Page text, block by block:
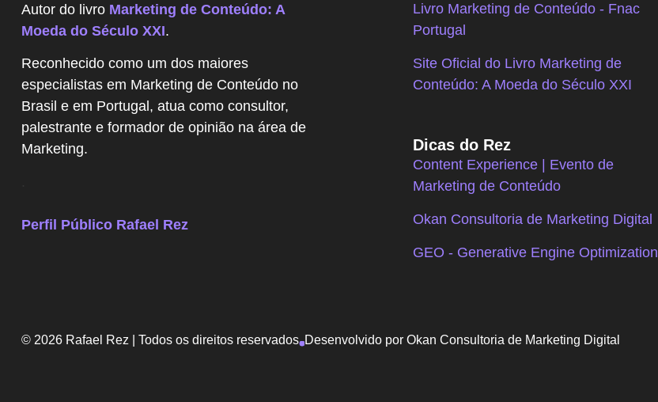
Autor do livro Marketing de Conteúdo: A
Moeda do Século XXI.
Reconhecido como um dos maiores
especialistas em Marketing de Conteúdo no
Brasil e em Portugal, atua como consultor,
palestrante e formador de opinião na área de
Marketing.
Perfil Público Rafael Rez
Livro Marketing de Conteúdo - Fnac
Portugal
Site Oficial do Livro Marketing de
Conteúdo: A Moeda do Século XXI
Dicas do Rez
Content Experience | Evento de
Marketing de Conteúdo
Okan Consultoria de Marketing Digital
GEO - Generative Engine Optimization
© 2026 Rafael Rez | Todos os direitos reservados Desenvolvido por Okan Consultoria de Marketing Digital